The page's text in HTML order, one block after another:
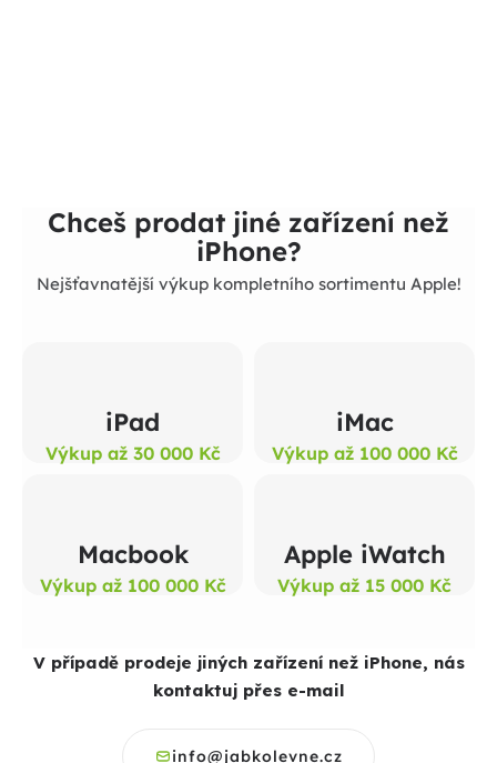
Chceš prodat jiné zařízení než
iPhone?
Nejšťavnatější výkup kompletního sortimentu Apple!
iPad
Výkup až 30 000 Kč
iMac
Výkup až 100 000 Kč
Macbook
Výkup až 100 000 Kč
Apple iWatch
Výkup až 15 000 Kč
V případě prodeje jiných zařízení než iPhone, nás
kontaktuj přes e-mail
info@jabkolevne.cz